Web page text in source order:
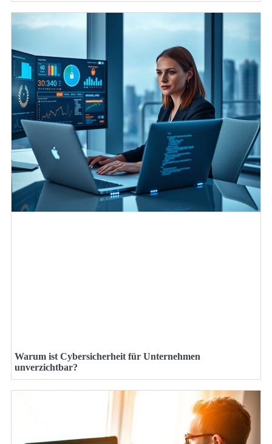
Warum ist Cybersicherheit für Unternehmen
unverzichtbar?